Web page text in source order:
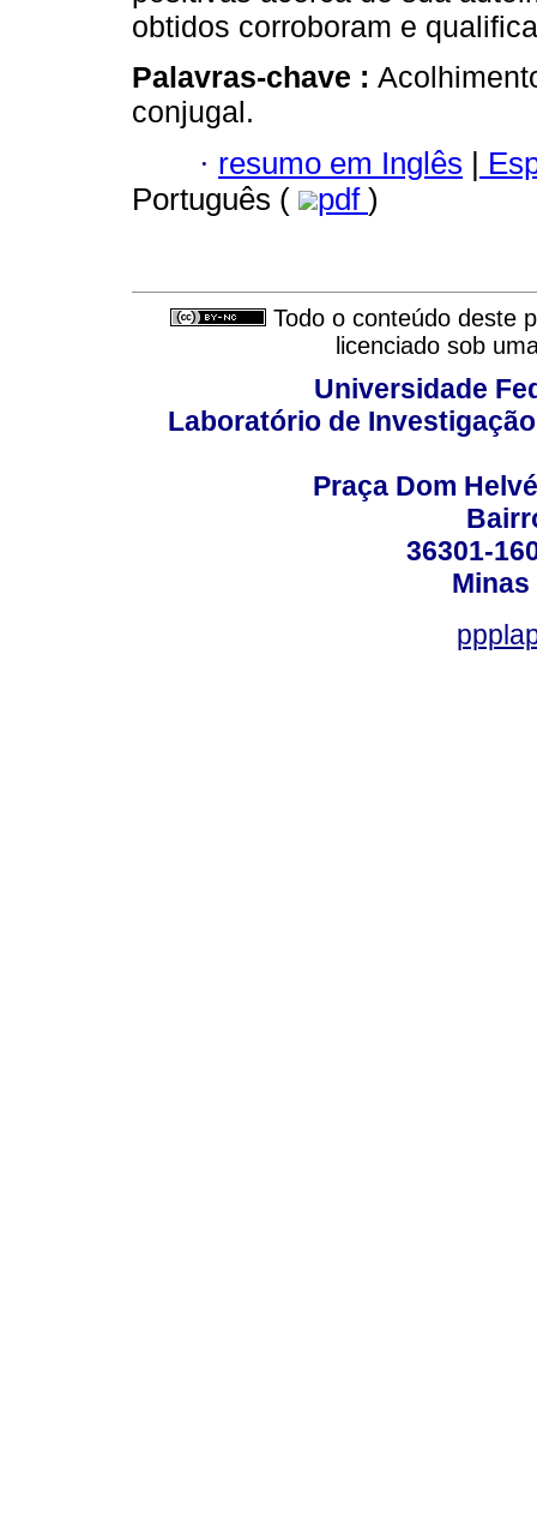
obtidos corroboram e
Palavras-chave :
conjugal.
· resumo em Inglês |
Português (
pdf )
Todo o conteúdo deste
licenciado sob
Universidade
Laboratório de
Praça Dom
36301-